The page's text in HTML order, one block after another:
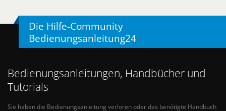
Die Hilfe-Community
Bedienungsanleitung24
Bedienungsanleitungen, Handbücher und
Tutorials
Sie haben die Bedienungsanleitung verloren oder das benötigte Handbuch